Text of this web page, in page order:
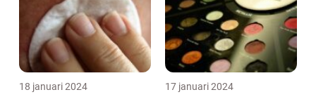
18 januari 2024 17 januari 2024